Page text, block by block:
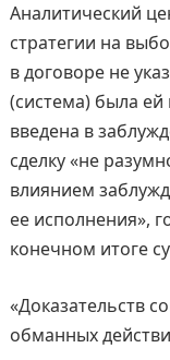
Аналитический
стратегии на
в договоре не
(система) была ей
введена в
сделку «не
влиянием
ее исполнения»,
конечном итоге
«Доказательств
обманных